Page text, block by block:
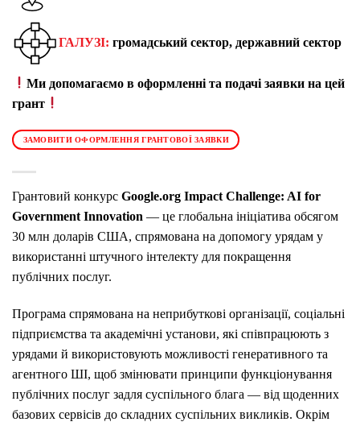
ГАЛУЗІ: громадський сектор, державний сектор
Ми допомагаємо в оформленні та подачі заявки на цей
грант
ЗАМОВИТИ ОФОРМЛЕННЯ ГРАНТОВОЇ ЗАЯВКИ
Грантовий конкурс Google.org Impact Challenge: AI for
Government Innovation — це глобальна ініціатива обсягом
30 млн доларів США, спрямована на допомогу урядам у
використанні штучного інтелекту для покращення
публічних послуг.
Програма спрямована на неприбуткові організації, соціальні
підприємства та академічні установи, які співпрацюють з
урядами й використовують можливості генеративного та
агентного ШІ, щоб змінювати принципи функціонування
публічних послуг задля суспільного блага — від щоденних
базових сервісів до складних суспільних викликів. Окрім